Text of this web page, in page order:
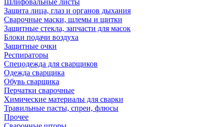
Шлифовальные листы
Защита лица, глаз и органов дыхания
Сварочные маски, шлемы и щитки
Защитные стекла, запчасти для масок
Блоки подачи воздуха
Защитные очки
Респираторы
Спецодежда для сварщиков
Одежда сварщика
Обувь сварщика
Перчатки сварочные
Химические материалы для сварки
Травильные пасты, спреи, флюсы
Прочее